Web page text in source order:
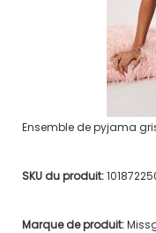
Ensemble de pyjama
SKU du produit:
Marque de produit: